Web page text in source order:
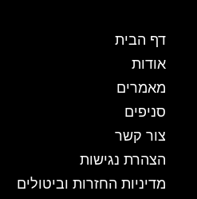
דף הבית
אודות
מאמרים
סניפים
צור קשר
הצהרת נגישות
מדיניות החזרות וביטולים